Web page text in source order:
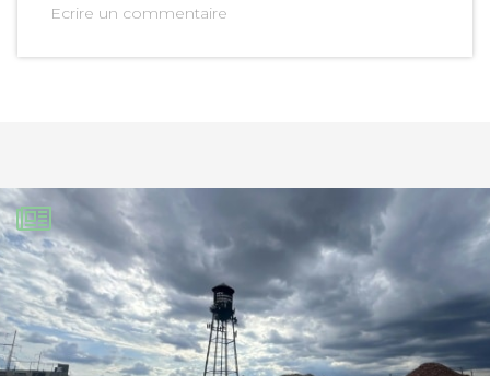
Ecrire un commentaire